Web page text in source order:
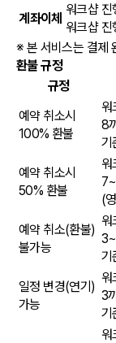
계좌이체
워크샵 진
워크샵
※ 본 서비스는 결제
환불 규정
규정
예약 취소시
100% 환불
워
8
기
예약 취소시
50% 환불
워
(
예약 취소(환불)
불가능
워
기
일정 변경(연기)
가능
워
3
기
워